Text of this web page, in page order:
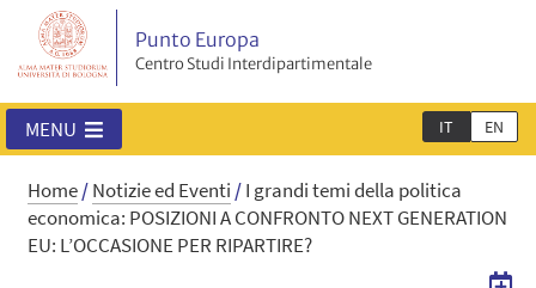
Punto Europa
Centro Studi Interdipartimentale
IT EN
MENU
Home/Notizie ed Eventi /I grandi temi della politica
economica: POSIZIONI A CONFRONTO NEXT GENERATION
EU: L’OCCASIONE PER RIPARTIRE?